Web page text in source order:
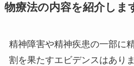
物療法の内容を紹介しま
精神障害や精神疾患の一部に
割を果たすエビデンスはあり